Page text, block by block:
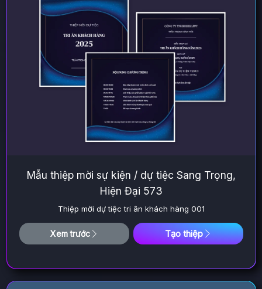
Mẫu thiệp mời sự kiện / dự tiệc Sang Trọng,
Hiện Đại 573
Thiệp mời dự tiệc tri ân khách hàng 001
Xem trước Tạo thiệp